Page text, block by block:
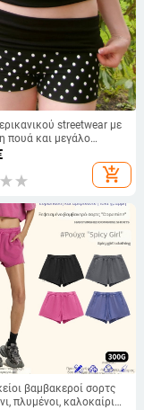
streetwear με
πουά και μεγάλο
μέση
add_shopping_cart
βαμβακεροί σορτς
πλυμένοι, καλοκαίρι